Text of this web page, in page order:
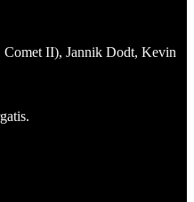
II), Jannik Dodt, Kevin